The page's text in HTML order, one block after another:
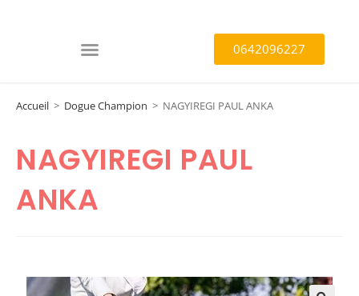
0642096227
Accueil > Dogue Champion > NAGYIREGI PAUL ANKA
NAGYIREGI PAUL
ANKA